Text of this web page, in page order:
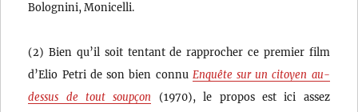
Bolognini, Monicelli.
(2) Bien qu’il soit tentant de rapprocher ce premier film
d’Elio Petri de son bien connu Enquête sur un citoyen au-
dessus de tout soupçon (1970), le propos est ici assez